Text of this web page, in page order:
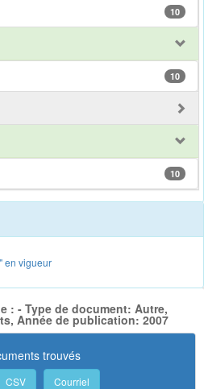
10
10
10
en vigueur
: - Type de document: Autre,
Année de publication: 2007
trouvés
CSV Courriel